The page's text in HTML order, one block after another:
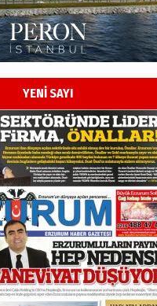
YENİ SAYI
Esat BİNDESEN
Başkan Sekmen’den Erzurum’a
bir vizyon proje daha!
02 Ağustos 2026 Pazar